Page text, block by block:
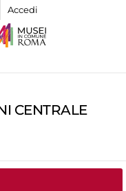
Accedi
CENTRALE